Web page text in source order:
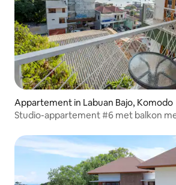
Appartement in Labuan Bajo, Komodo
Studio-appartement #6 met balkon